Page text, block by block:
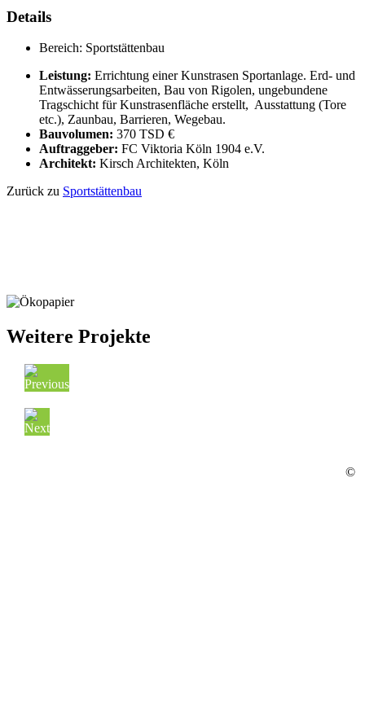
Details
Bereich: Sportstättenbau
Leistung: Errichtung einer Kunstrasen Sportanlage. Erd- und
Entwässerungsarbeiten, Bau von Rigolen, ungebundene
Tragschicht für Kunstrasenfläche erstellt, Ausstattung (Tore
etc.), Zaunbau, Barrieren, Wegebau.
Bauvolumen: 370 TSD €
Auftraggeber: FC Viktoria Köln 1904 e.V.
Architekt: Kirsch Architekten, Köln
Zurück zu Sportstättenbau
Weitere Projekte
©